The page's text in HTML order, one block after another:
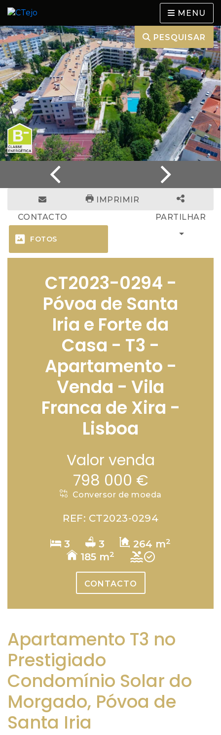
MENU
PESQUISAR
CONTACTO
IMPRIMIR
PARTILHAR
FOTOS
Apartamento T3 no
Prestigiado
Condomínio Solar do
Morgado, Póvoa de
Santa Iria
CT2023-0294 -
Póvoa de Santa
Iria e Forte da
Casa - T3 -
Apartamento -
Venda - Vila
Franca de Xira -
Lisboa
Valor venda
798 000 €
Conversor de moeda
REF: CT2023-0294
3 3 264 m2
185 m2
CONTACTO